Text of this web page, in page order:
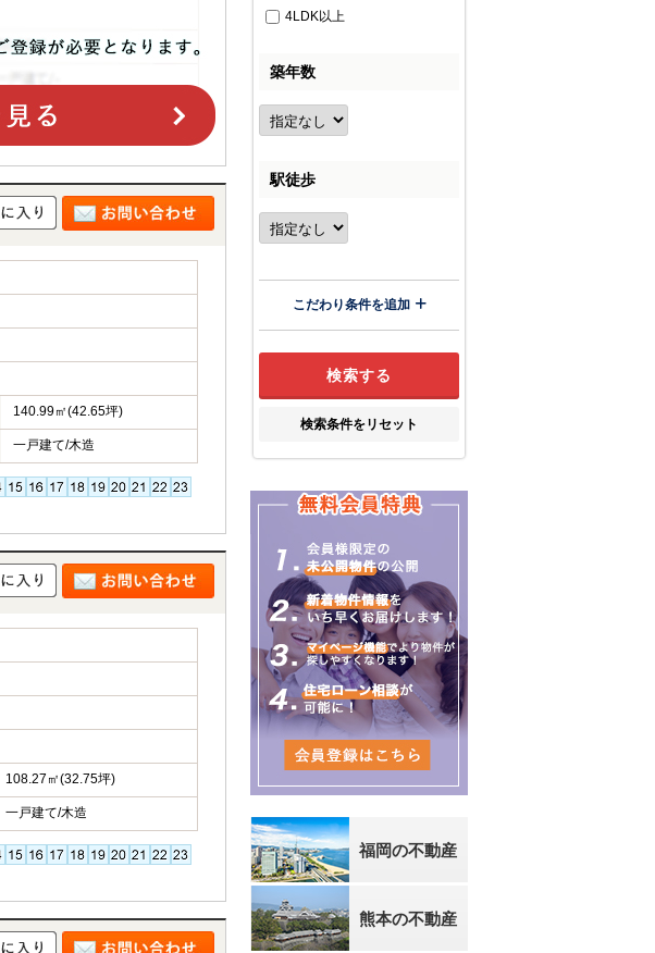
140.99㎡(42.65坪)
一戸建て/木造
108.27㎡(32.75坪)
一戸建て/木造
4LDK以上
築年数
駅徒歩
こだわり条件を追加
検索条件をリセット
福岡の不動産
熊本の不動産